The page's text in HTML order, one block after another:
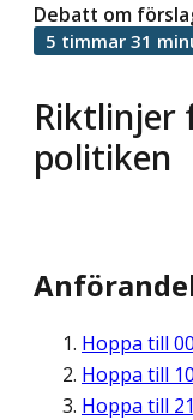
Riktlinjer
politiken
Debatt om
5 timmar 31
Hoppa till
Hoppa till
Hoppa till